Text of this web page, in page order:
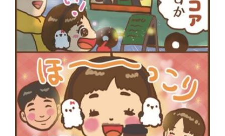
最近のコメント
表示できるコメントはありません。
アーカイブ
2025年11月
2025年7月
2025年6月
2025年5月
2025年4月
2025年3月
2025年2月